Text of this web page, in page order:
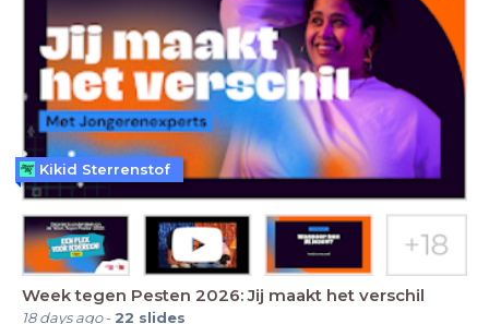
Week tegen Pesten 2026: Jij maakt het verschil
18 days ago- 22 slides
Kikid Sterrenstof